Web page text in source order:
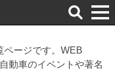
検
索
ページです。WEB
動車のイベントや著名